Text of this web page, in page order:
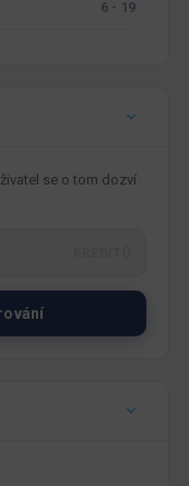
6 - 19
se o tom dozví.